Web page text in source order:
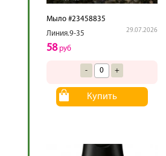
Мыло #23458835
Линия.9-35
29.07.2026
58руб
- +
Купить